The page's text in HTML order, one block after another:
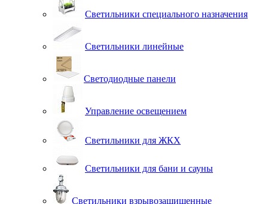
Светильники специального назначения
Светильники линейные
Светодиодные панели
Управление освещением
Светильники для ЖКХ
Светильники для бани и сауны
Светильники взрывозащищенные